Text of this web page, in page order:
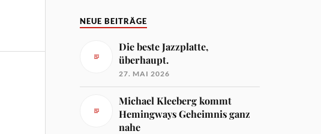
NEUE BEITRÄGE
Die beste Jazzplatte,
überhaupt.
27. MAI 2026
Michael Kleeberg kommt
Hemingways Geheimnis ganz
nahe